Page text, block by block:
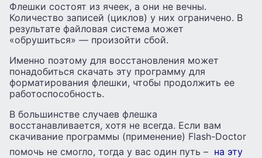
Флешки состоят из ячеек, а они не вечны.
Количество записей (циклов) у них ограничено. В
результате файловая система может
«обрушиться» — произойти сбой.
Именно поэтому для восстановления может
понадобиться скачать эту программу для
форматирования флешки, чтобы продолжить ее
работоспособность.
В большинстве случаев флешка
восстанавливается, хотя не всегда. Если вам
скачивание программы (применение) Flash-Doctor
помочь не смогло, тогда у вас один путь – на эту